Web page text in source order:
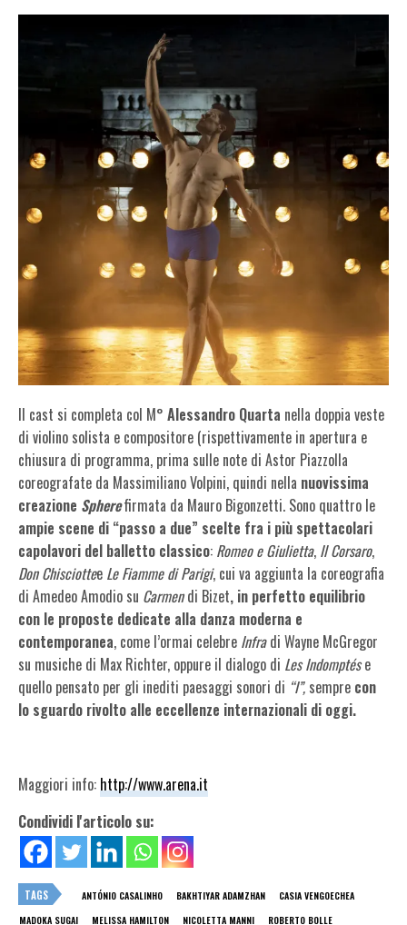
Il cast si completa col M°Alessandro Quarta nella doppia veste
di violino solista e compositore (rispettivamente in apertura e
chiusura di programma, prima sulle note di Astor Piazzolla
coreografate da Massimiliano Volpini, quindi nella nuovissima
creazione Spherefirmata da Mauro Bigonzetti. Sono quattro le
ampie scene di “passo a due” scelte fra i più spettacolari
capolavori del balletto classico: Romeo e Giulietta, Il Corsaro,
Don Chisciottee Le Fiamme di Parigi, cui va aggiunta la coreografia
di Amedeo Amodio su Carmendi Bizet, in perfetto equilibrio
con le proposte dedicate alla danza moderna e
contemporanea, come l’ormai celebre Infradi Wayne McGregor
su musiche di Max Richter, oppure il dialogo di Les Indomptése
quello pensato per gli inediti paesaggi sonori di “I”, sempre con
lo sguardo rivolto alle eccellenze internazionali di oggi.
Maggiori info: http://www.arena.it
Condividi l'articolo su:
TAGS ANTÓNIO CASALINHO BAKHTIYAR ADAMZHAN
CASIA VENGOECHEA
MADOKA SUGAI
MELISSA HAMILTON NICOLETTA MANNI ROBERTO BOLLE